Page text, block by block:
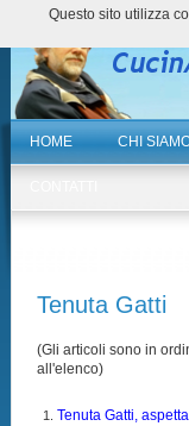
HOME CHI
Tenuta Gatti
(Gli articoli sono in
all'elenco)
1.Tenuta Gatti,
Questo sito utilizza